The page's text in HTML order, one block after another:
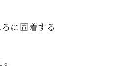
に固着する